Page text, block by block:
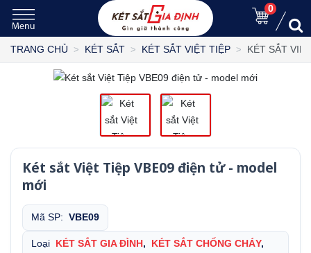
0
TRANG CHỦ KÉT SẮT KÉT SẮT VIỆT TIỆP KÉT SẮT
Két sắt Việt Tiệp VBE09 điện tử - model
mới
Mã SP: VBE09
Loại
KÉT SẮT GIA ĐÌNH , KÉT SẮT CHỐNG CHÁY,